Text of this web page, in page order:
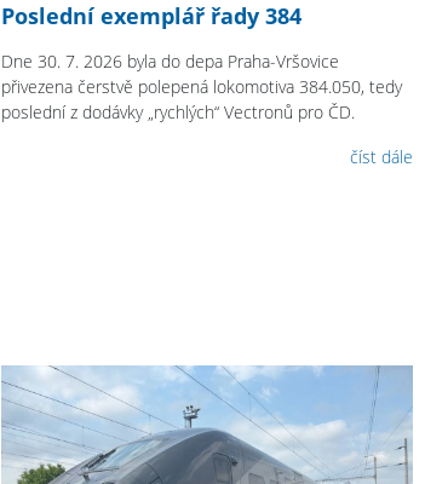
Poslední exemplář řady 384
Dne 30. 7. 2026 byla do depa Praha-Vršovice
přivezena čerstvě polepená lokomotiva 384.050, tedy
poslední z dodávky „rychlých“ Vectronů pro ČD.
číst dále